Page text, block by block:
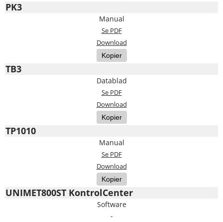
PK3
Manual
Se PDF
Download
Kopier
TB3
Datablad
Se PDF
Download
Kopier
TP1010
Manual
Se PDF
Download
Kopier
UNIMET800ST KontrolCenter
Software
-